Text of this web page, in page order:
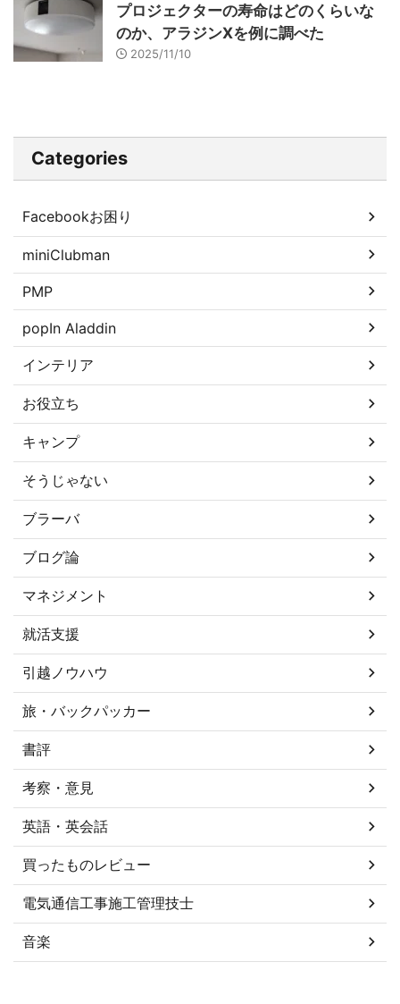
プロジェクターの寿命はどのくらいな
のか、アラジンXを例に調べた
2025/11/10
Categories
Facebookお困り
miniClubman
PMP
popIn Aladdin
インテリア
お役立ち
キャンプ
そうじゃない
ブラーバ
ブログ論
マネジメント
就活支援
引越ノウハウ
旅・バックパッカー
書評
考察・意見
英語・英会話
買ったものレビュー
電気通信工事施工管理技士
音楽